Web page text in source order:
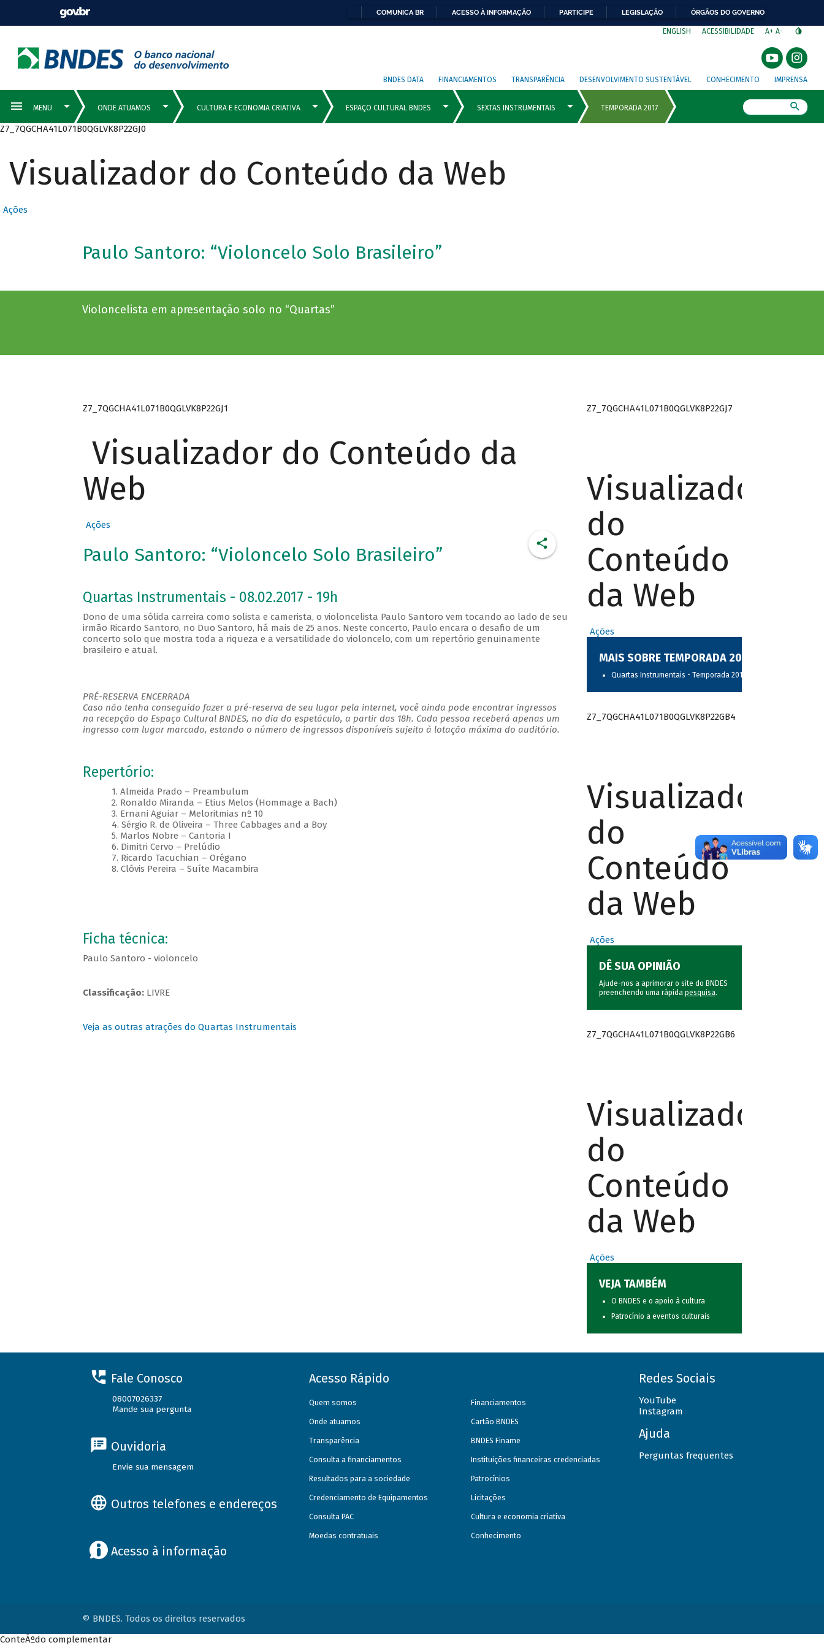
COMUNICA BR ACESSO À INFORMAÇÃO PARTICIPE LEGISLAÇÃO ÓRGÃOS DO GOVERNO
ENGLISH ACESSIBILIDADE A+ A-
BNDES DATA FINANCIAMENTOS TRANSPARÊNCIA DESENVOLVIMENTO SUSTENTÁVEL CONHECIMENTO IMPRENSA
Z7_7QGCHA41L071B0QGLVK8P22GJ0
Visualizador do Conteúdo da Web
Ações
Paulo Santoro: “Violoncelo Solo Brasileiro”
Violoncelista em apresentação solo no “Quartas”
Z7_7QGCHA41L071B0QGLVK8P22GJ1
Visualizador do Conteúdo da
Web
Ações
Paulo Santoro: “Violoncelo Solo Brasileiro”
Quartas Instrumentais - 08.02.2017 - 19h
Dono de uma sólida carreira como solista e camerista, o violoncelista Paulo Santoro vem tocando ao lado de seu
irmão Ricardo Santoro, no Duo Santoro, há mais de 25 anos. Neste concerto, Paulo encara o desafio de um
concerto solo que mostra toda a riqueza e a versatilidade do violoncelo, com um repertório genuinamente
brasileiro e atual.
PRÉ-RESERVA ENCERRADA
Caso não tenha conseguido fazer a pré-reserva de seu lugar pela internet, você ainda pode encontrar ingressos
na recepção do Espaço Cultural BNDES, no dia do espetáculo, a partir das 18h. Cada pessoa receberá apenas um
ingresso com lugar marcado, estando o número de ingressos disponíveis sujeito à lotação máxima do auditório.
Repertório:
1. Almeida Prado – Preambulum
2. Ronaldo Miranda – Etius Melos (Hommage a Bach)
3. Ernani Aguiar – Meloritmias nº 10
4. Sérgio R. de Oliveira – Three Cabbages and a Boy
5. Marlos Nobre – Cantoria I
6. Dimitri Cervo – Prelúdio
7. Ricardo Tacuchian – Orégano
8. Clóvis Pereira – Suíte Macambira
Ficha técnica:
Paulo Santoro - violoncelo
Classificação:LIVRE
Veja as outras atrações do Quartas Instrumentais
Z7_7QGCHA41L071B0QGLVK8P22GJ7
Visualizador
do
Conteúdo
da Web
Ações
MAIS SOBRE TEMPORADA 2017
Quartas Instrumentais - Temporada 2017
Z7_7QGCHA41L071B0QGLVK8P22GB4
Visualizador
do
Conteúdo
da Web
Ações
DÊ SUA OPINIÃO
Ajude-nos a aprimorar o site do BNDES
preenchendo uma rápida pesquisa.
Z7_7QGCHA41L071B0QGLVK8P22GB6
Visualizador
do
Conteúdo
da Web
Ações
VEJA TAMBÉM
O BNDES e o apoio à cultura
Patrocínio a eventos culturais
Fale Conosco
08007026337
Mande sua pergunta
Ouvidoria
Envie sua mensagem
Outros telefones e endereços
Acesso à informação
Acesso Rápido
Quem somos
Onde atuamos
Transparência
Consulta a financiamentos
Resultados para a sociedade
Credenciamento de Equipamentos
Consulta PAC
Moedas contratuais
Financiamentos
Cartão BNDES
BNDES Finame
Instituições financeiras credenciadas
Patrocínios
Licitações
Cultura e economia criativa
Conhecimento
Redes Sociais
YouTube
Instagram
Ajuda
Perguntas frequentes
© BNDES. Todos os direitos reservados
ConteÃºdo complementar